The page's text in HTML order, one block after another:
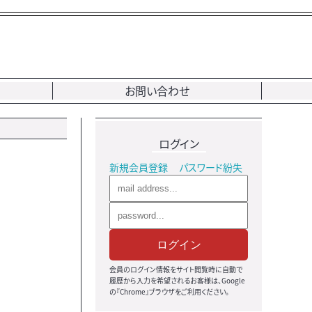
お問い合わせ
ログイン
新規会員登録 パスワード紛失
ログイン
会員のログイン情報をサイト閲覧時に自動で
履歴から入力を希望されるお客様は、Google
の『Chrome』ブラウザをご利用ください。